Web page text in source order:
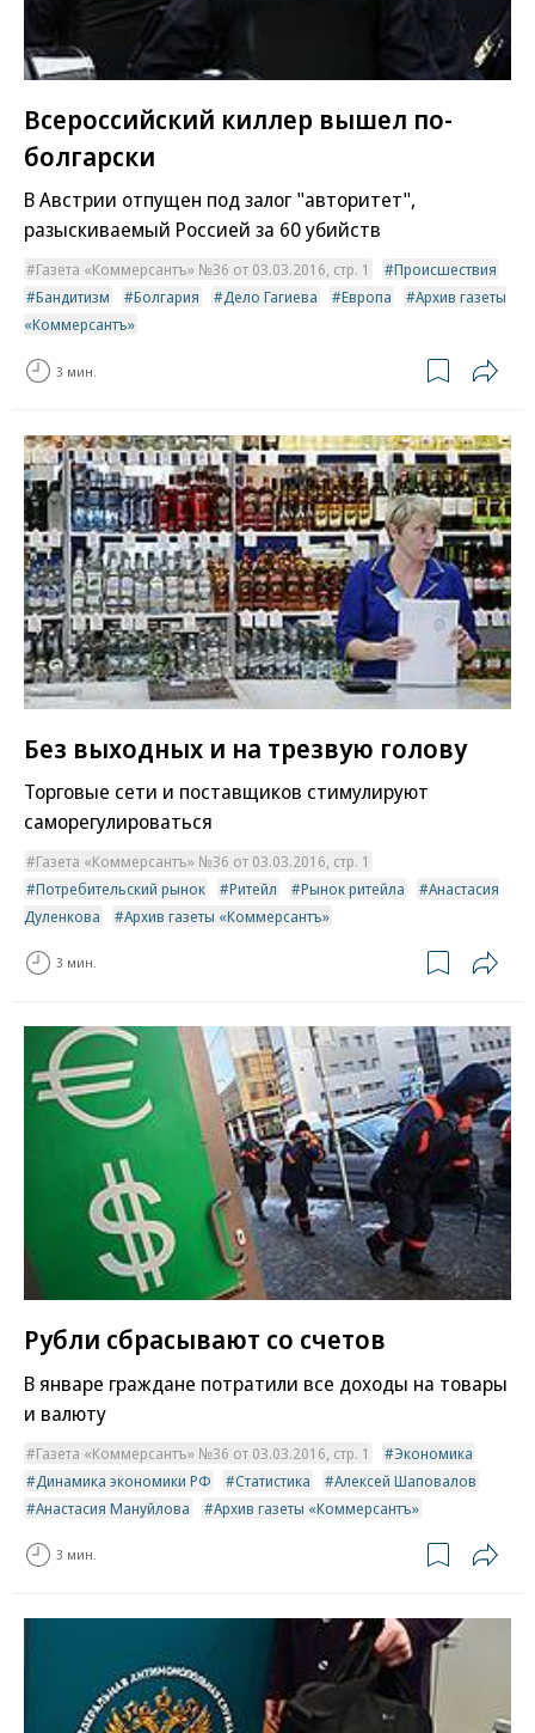
Всероссийский киллер вышел по-
болгарски
В Австрии отпущен под залог "авторитет",
разыскиваемый Россией за 60 убийств
Газета «Коммерсантъ» №36 от 03.03.2016, стр. 1
Происшествия
Бандитизм
Болгария Дело Гагиева Европа
Архив газеты
«Коммерсантъ»
3 мин.
Без выходных и на трезвую голову
Торговые сети и поставщиков стимулируют
саморегулироваться
Газета «Коммерсантъ» №36 от 03.03.2016, стр. 1
Потребительский рынок
Ритейл Рынок ритейла
Анастасия
Дуленкова
Архив газеты «Коммерсантъ»
3 мин.
Рубли сбрасывают со счетов
В январе граждане потратили все доходы на товары
и валюту
Газета «Коммерсантъ» №36 от 03.03.2016, стр. 1
Экономика
Динамика экономики РФ
Статистика
Алексей Шаповалов
Анастасия Мануйлова
Архив газеты «Коммерсантъ»
3 мин.